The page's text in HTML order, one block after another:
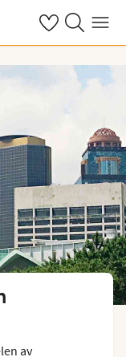
Se dinaSök på ving.se
Meny
av